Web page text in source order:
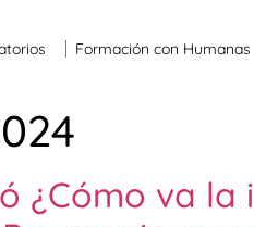
Formación con Humanas
¿Cómo va